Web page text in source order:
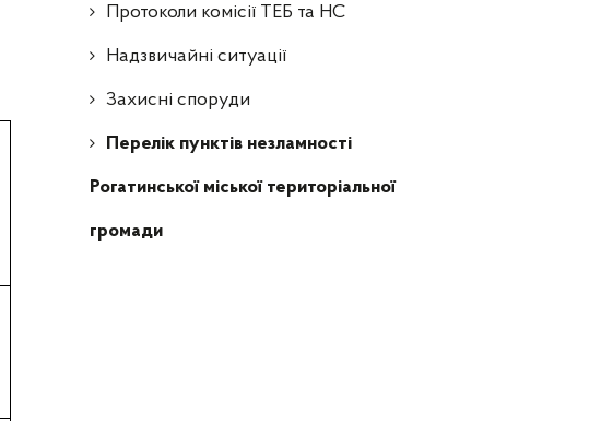
Протоколи комісії ТЕБ та НС
Надзвичайні ситуації
Захисні споруди
Перелік пунктів незламності
Рогатинської міської територіальної
громади